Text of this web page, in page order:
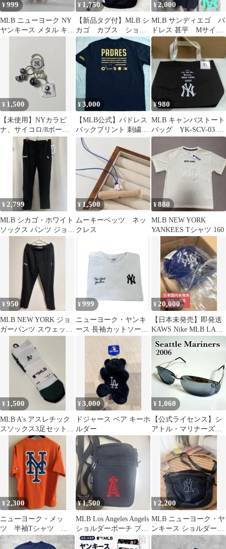
¥999
MLB ニューヨーク NY
ヤンキース メタル キー
¥ 1,750
【新品タグ付】MLB シ
カゴ カブス ショル
ダーバッグ 刺繍ロ
ゴ 鈴木誠也
¥2,000
MLB サンディエゴ パ
ドレス 甚平 Mサイ
ズ 未使用タグ付き
¥ 1,500
【未使用】NYカラビ
ナ、サイコロ/8ボール
チャーム
¥3,000
【MLB公式】パドレス
バックプリント 刺繍T
シャツ■メンズ4L
¥980
MLB キャンバストート
バッグ YK-SCV-03 ニ
ューヨークヤンキース
¥ 2,799
MLB シカゴ・ホワイト
ソックス パンツ ジョガ
ーパンツ LL 新品
¥ 1,500
ムーキーベッツ ネッ
クレス
¥880
MLB NEW YORK
YANKEES Tシャツ 160
¥950
MLB NEW YORK ジョ
ガーパンツ スウェット
ブラック Lサイズ
¥ 999
ニューヨーク・ヤンキ
ース 長袖カットソー
¥ 20,000
【日本未発売】即発送
KAWS Nike MLB LA
Dodgers ドジャース
¥ 1,500
MLB A's アスレチック
スソックス3足セット
25-27cm
¥3,000
ドジャース ベア キーホ
ルダー
¥ 1,060
【公式ライセンス】シ
アトル・マリナーズ
2006年公式サングラス
MLB-121
¥ 2,300
ニューヨーク・メッ
ツ 半袖Tシャツ ビ
ッグシルエット L
¥1,500
MLB Los Angeles Angels
ショルダーポーチ ブラ
ック
¥ 2,200
MLB ニューヨーク・ヤ
ンキース ショルダー
ボディバッグ 男女兼用